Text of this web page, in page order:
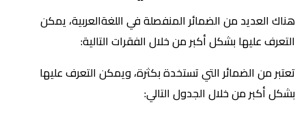
هناك العديد من الضمائر المنفصلة في اللغةالعربية، يمكن
التعرف عليها بشكل أكبر من خلال الفقرات التالية:
تعتبر من الضمائر التي تستخدة بكثرة، ويمكن التعرف عليها
بشكل أكبر من خلال الجدول التالي: